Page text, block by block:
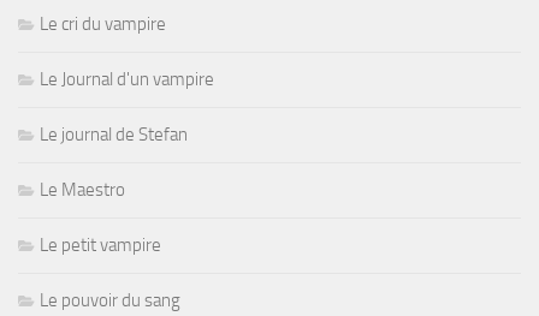
Le cri du vampire
Le Journal d'un vampire
Le journal de Stefan
Le Maestro
Le petit vampire
Le pouvoir du sang